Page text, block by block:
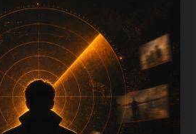
目内容按每日少量新增的方式持
问题、站内推荐和清晰的层级路
搜索页。第50篇作为本栏目的初
补齐栏目深度、稳定内链结构，
可点击入口。如果后续发现页面
述为空或正文不足，将进入每日
。